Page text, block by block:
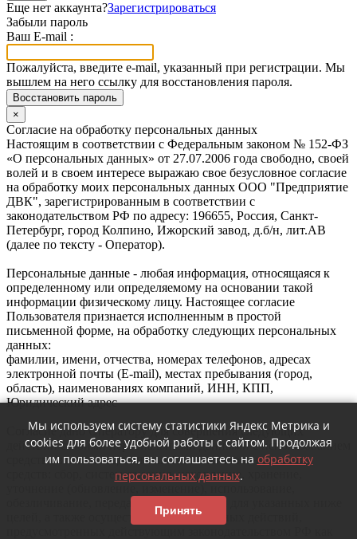
Еще нет аккаунта?Зарегистрироваться
Забыли пароль
Ваш E-mail :
Пожалуйста, введите e-mail, указанный при регистрации. Мы
вышлем на него ссылку для восстановления пароля.
Восстановить пароль
×
Согласие на обработку персональных данных
Настоящим в соответствии с Федеральным законом № 152-ФЗ
«О персональных данных» от 27.07.2006 года свободно, своей
волей и в своем интересе выражаю свое безусловное согласие
на обработку моих персональных данных ООО "Предприятие
ДВК", зарегистрированным в соответствии с
законодательством РФ по адресу: 196655, Россия, Санкт-
Петербург, город Колпино, Ижорский завод, д.б/н, лит.АВ
(далее по тексту - Оператор).
Персональные данные - любая информация, относящаяся к
определенному или определяемому на основании такой
информации физическому лицу. Настоящее согласие
Пользователя признается исполненным в простой
письменной форме, на обработку следующих персональных
данных:
фамилии, имени, отчества, номерах телефонов, адресах
электронной почты (E-mail), местах пребывания (город,
область), наименованиях компаний, ИНН, КПП,
Юридический адрес
Согласие дано Оператору для совершения следующих
действий с моими персональными данными с использованием
средств автоматизации и/или без использования таких
средств: сбор, систематизация, накопление, хранение,
обезличивание, передача третьим лицам для указанных ниже
целей, а также осуществление любых иных действий,
Мы используем систему статистики Яндекс Метрика и
cookies для более удобной работы с сайтом. Продолжая
им пользоваться, вы соглашаетесь на обработку
персональных данных.
Принять